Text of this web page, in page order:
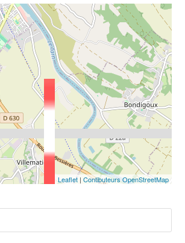
Leaflet| Contibuteurs OpenStreetMap